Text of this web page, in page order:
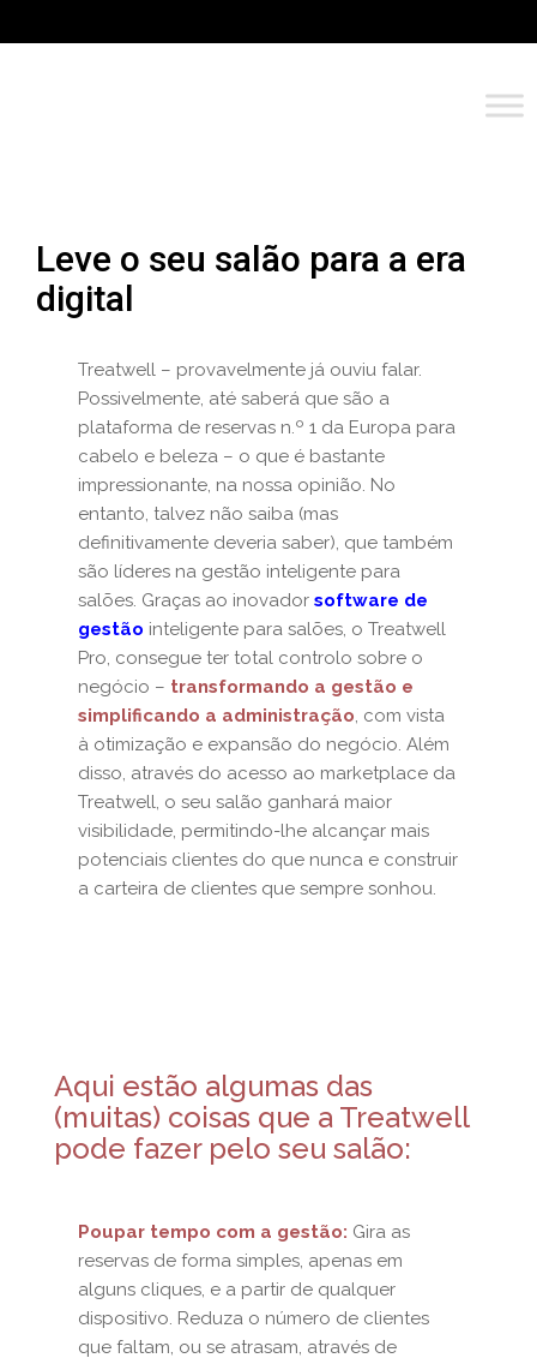
Leve o seu salão para a era
digital
Treatwell – provavelmente já ouviu falar.
Possivelmente, até saberá que são a
plataforma de reservas n.º 1 da Europa para
cabelo e beleza – o que é bastante
impressionante, na nossa opinião. No
entanto, talvez não saiba (mas
definitivamente deveria saber), que também
são líderes na gestão inteligente para
salões. Graças ao inovador software de
gestão inteligente para salões, o Treatwell
Pro, consegue ter total controlo sobre o
negócio – transformando a gestão e
simplificando a administração, com vista
à otimização e expansão do negócio. Além
disso, através do acesso ao marketplace da
Treatwell, o seu salão ganhará maior
visibilidade, permitindo-lhe alcançar mais
potenciais clientes do que nunca e construir
a carteira de clientes que sempre sonhou.
Aqui estão algumas das
(muitas) coisas que a Treatwell
pode fazer pelo seu salão:
Poupar tempo com a gestão: Gira as
reservas de forma simples, apenas em
alguns cliques, e a partir de qualquer
dispositivo. Reduza o número de clientes
que faltam, ou se atrasam, através de